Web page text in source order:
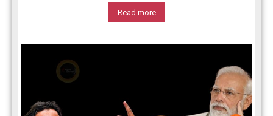
Read more